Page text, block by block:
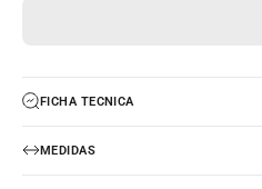
FICHA TECNICA
MEDIDAS